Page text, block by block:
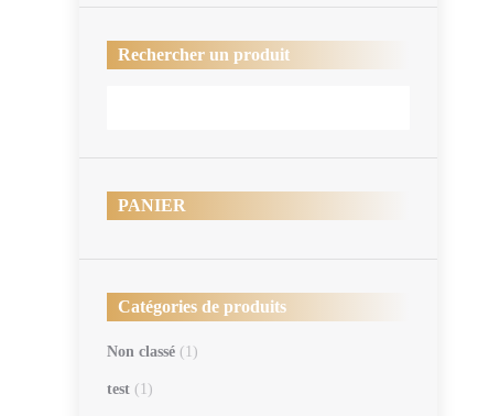
Rechercher un produit
PANIER
Catégories de produits
Non classé (1)
test (1)